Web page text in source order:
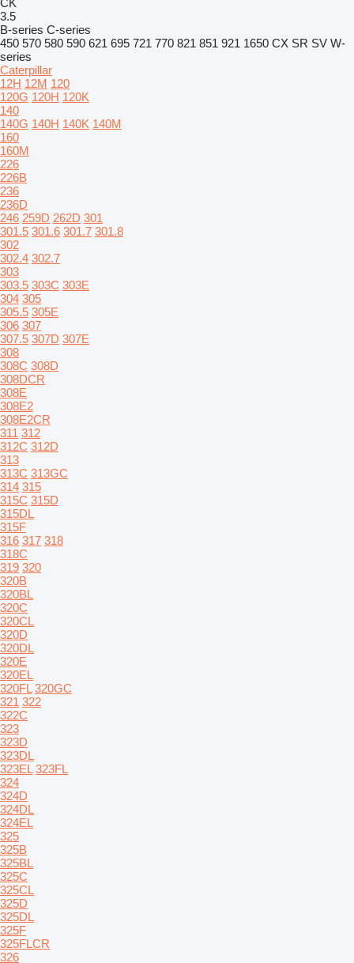
CK
3.5
B-series C-series
450 570 580 590 621 695 721 770 821 851 921 1650 CX SR SV W-
series
Caterpillar
12H 12M 120
120G 120H 120K
140
140G 140H 140K 140M
160
160M
226
226B
236
236D
246 259D 262D 301
301.5 301.6 301.7 301.8
302
302.4 302.7
303
303.5 303C 303E
304 305
305.5 305E
306 307
307.5 307D 307E
308
308C 308D
308DCR
308E
308E2
308E2CR
311 312
312C 312D
313
313C 313GC
314 315
315C 315D
315DL
315F
316 317 318
318C
319 320
320B
320BL
320C
320CL
320D
320DL
320E
320EL
320FL 320GC
321 322
322C
323
323D
323DL
323EL 323FL
324
324D
324DL
324EL
325
325B
325BL
325C
325CL
325D
325DL
325F
325FLCR
326